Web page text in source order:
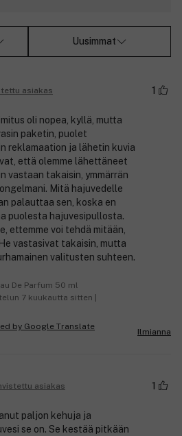
Uusimmat
asiakas 1
oli nopea, kyllä, mutta
paketin, puolet
reklamaation ja lähetin kuvia
että olemme lähettäneet
vastaan takaisin, ymmärrän
Mitä hajuvedelle
palauttaa sen, koska en
puolesta hajuvesipullosta.
ettemme voi tehdä mitään,
vastasivat takaisin, mutta
valitusten suhteen.
De Parfum 50 ml
7 kuukautta sitten |
Ilmianna
asiakas 1
paljon kehuja ja
se on. Se kestää pitkään